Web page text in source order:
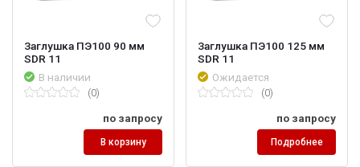
Заглушка ПЭ100 90 мм
SDR 11
В наличии
(0)
по запросу
В корзину
Заглушка ПЭ100 125 мм
SDR 11
Ожидается
(0)
по запросу
Подробнее